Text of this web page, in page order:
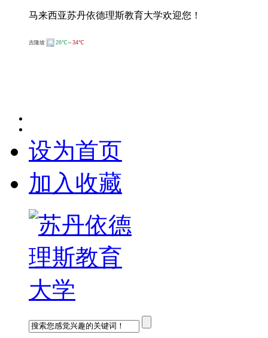
马来西亚苏丹依德理斯教育大学欢迎您！
设为首页
加入收藏